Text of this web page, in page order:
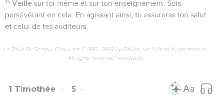
16 Veille sur toi-même et sur ton enseignement. Sois
persévérant en cela. En agissant ainsi, tu assureras ton salut
et celui de tes auditeurs.
La Bible Du Semeur Copyright © 1992, 1999 by Biblica, Inc.® Used by permission.
All rights reserved worldwide.
1 Timothée 5